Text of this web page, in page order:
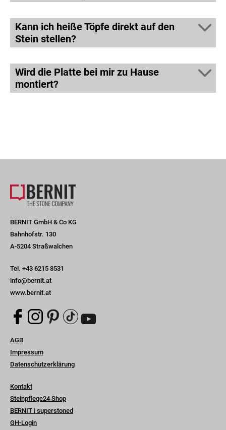
Kann ich heiße Töpfe direkt auf den
Stein stellen?
Wird die Platte bei mir zu Hause
montiert?
BERNIT GmbH & Co KG
Bahnhofstr. 130
A-5204 Straßwalchen
Tel. +43 6215 8531
info@bernit.at
www.bernit.at
Navigation
überspringen
AGB
Impressum
Datenschutzerklärung
Navigation
überspringen
Kontakt
Steinpflege24 Shop
BERNIT | superstoned
GH-Login